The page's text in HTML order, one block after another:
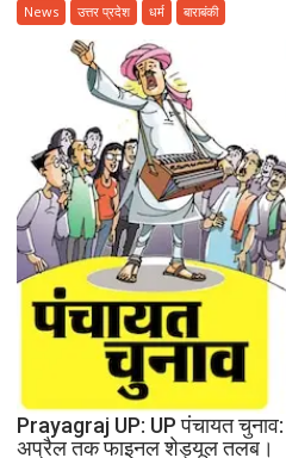
News उत्तर प्रदेश धर्म बाराबंकी
Prayagraj UP: UP पंचायत
अप्रैल तक फाइनल शेड्यूल तलब।